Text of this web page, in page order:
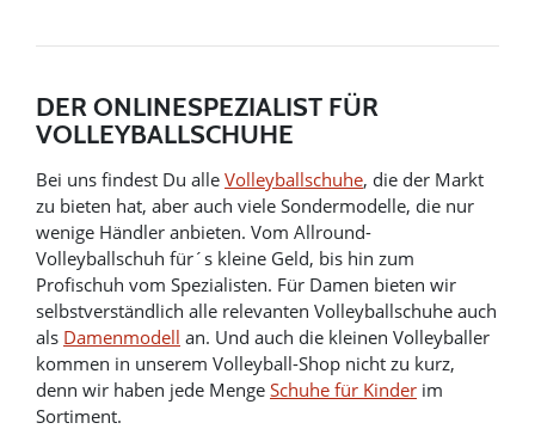
DER ONLINESPEZIALIST FÜR
VOLLEYBALLSCHUHE
Bei uns findest Du alle Volleyballschuhe, die der Markt
zu bieten hat, aber auch viele Sondermodelle, die nur
wenige Händler anbieten. Vom Allround-
Volleyballschuh für´s kleine Geld, bis hin zum
Profischuh vom Spezialisten. Für Damen bieten wir
selbstverständlich alle relevanten Volleyballschuhe auch
als Damenmodell an. Und auch die kleinen Volleyballer
kommen in unserem Volleyball-Shop nicht zu kurz,
denn wir haben jede Menge Schuhe für Kinder im
Sortiment.